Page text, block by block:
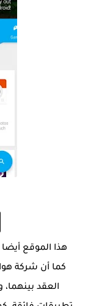
هذا الموقع
كما أن شركة
العقد